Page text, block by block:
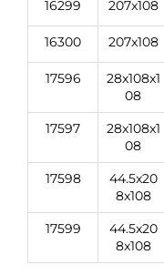
16299
207x108
16300 207x108
17596
28x108x1
08
17597
28x108x1
08
17598
44.5x20
8x108
17599
44.5x20
8x108